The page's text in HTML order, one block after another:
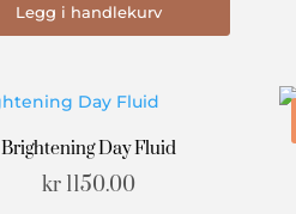
Legg i handlekurv
Brightening Day Fluid
kr1150.00